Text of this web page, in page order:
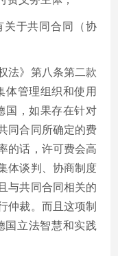
关于共同合同（协
法》第八条第二款
体管理组织和使用
国，如果存在针对
同合同所确定的费
的话，许可费会高
体谈判、协商制度
与共同合同相关的
仲裁。而且这项制
国立法智慧和实践